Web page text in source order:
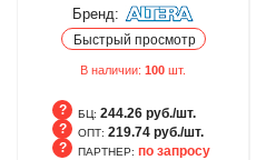
Бренд:
Быстрый просмотр
В наличии: 100 шт.
БЦ: 244.26 руб./шт.
ОПТ: 219.74 руб./шт.
ПАРТНЕР: по запросу